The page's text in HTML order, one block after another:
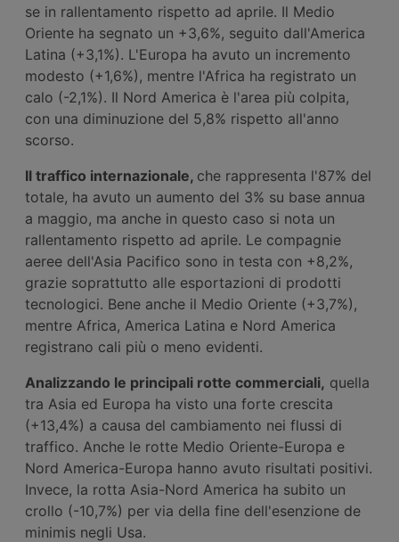
se in rallentamento rispetto ad aprile. Il Medio
Oriente ha segnato un +3,6%, seguito dall'America
Latina (+3,1%). L'Europa ha avuto un incremento
modesto (+1,6%), mentre l'Africa ha registrato un
calo (-2,1%). Il Nord America è l'area più colpita,
con una diminuzione del 5,8% rispetto all'anno
scorso.
Il traffico internazionale, che rappresenta l'87% del
totale, ha avuto un aumento del 3% su base annua
a maggio, ma anche in questo caso si nota un
rallentamento rispetto ad aprile. Le compagnie
aeree dell'Asia Pacifico sono in testa con +8,2%,
grazie soprattutto alle esportazioni di prodotti
tecnologici. Bene anche il Medio Oriente (+3,7%),
mentre Africa, America Latina e Nord America
registrano cali più o meno evidenti.
Analizzando le principali rotte commerciali, quella
tra Asia ed Europa ha visto una forte crescita
(+13,4%) a causa del cambiamento nei flussi di
traffico. Anche le rotte Medio Oriente-Europa e
Nord America-Europa hanno avuto risultati positivi.
Invece, la rotta Asia-Nord America ha subito un
crollo (-10,7%) per via della fine dell'esenzione de
minimis negli Usa.